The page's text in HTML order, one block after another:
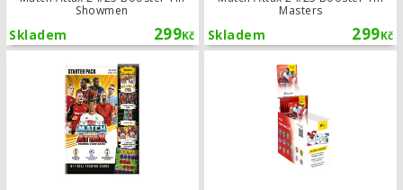
Showmen
299Kč
Skladem
Masters
299Kč
Skladem